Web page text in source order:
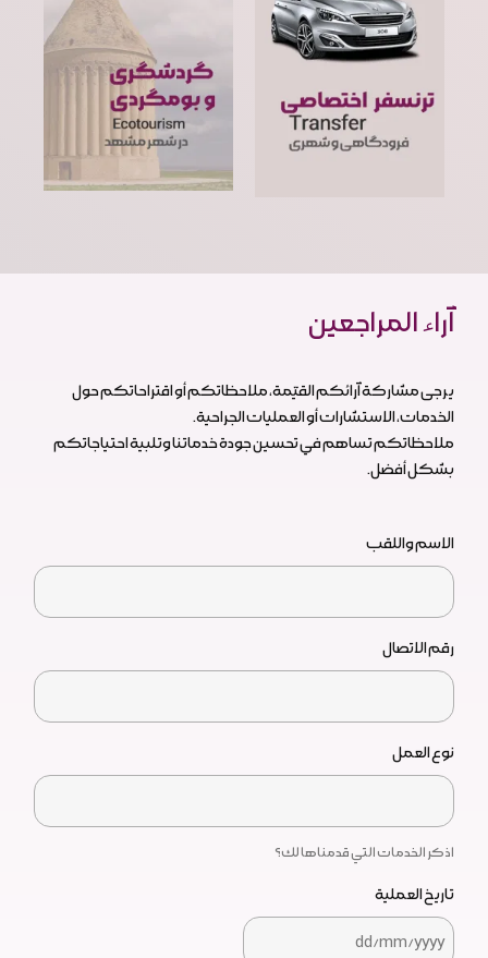
آراء المراجعين
يرجى مشاركة آرائكم القيّمة، ملاحظاتكم أو اقتراحاتكم حول
الخدمات، الاستشارات أو العمليات الجراحية.
ملاحظاتكم تساهم في تحسين جودة خدماتنا وتلبية احتياجاتكم
بشكل أفضل.
الاسم واللقب
رقم الاتصال
نوع العمل
اذكر الخدمات التي قدمناها لك؟
تاريخ العملية